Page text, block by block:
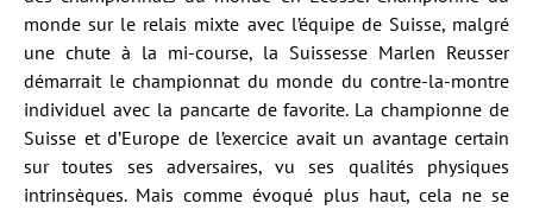
monde sur le relais mixte avec l’équipe de Suisse, malgré
une chute à la mi-course, la Suissesse Marlen Reusser
démarrait le championnat du monde du contre-la-montre
individuel avec la pancarte de favorite. La championne de
Suisse et d’Europe de l’exercice avait un avantage certain
sur toutes ses adversaires, vu ses qualités physiques
intrinsèques. Mais comme évoqué plus haut, cela ne se